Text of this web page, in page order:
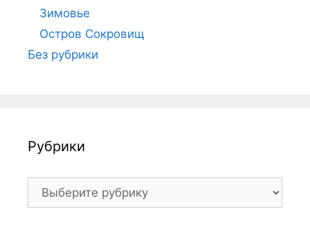
Зимовье
Остров Сокровищ
Без рубрики
Рубрики
Рубрики